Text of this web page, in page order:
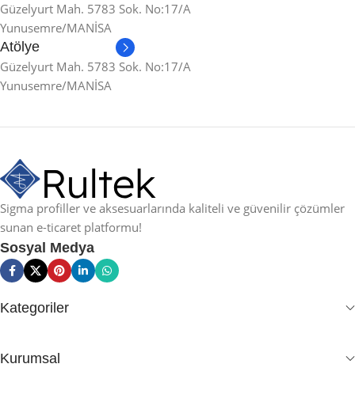
Güzelyurt Mah. 5783 Sok. No:17/A
Yunusemre/MANİSA
Atölye
Güzelyurt Mah. 5783 Sok. No:17/A
Yunusemre/MANİSA
Sigma profiller ve aksesuarlarında kaliteli ve güvenilir çözümler
sunan e-ticaret platformu!
Sosyal Medya
Kategoriler
Kurumsal